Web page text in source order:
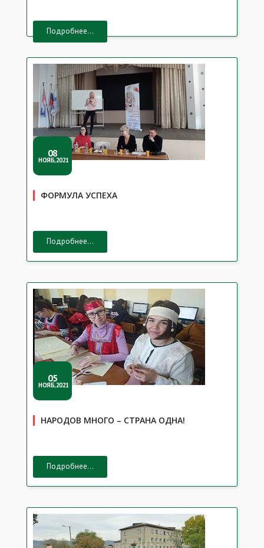
Подробнее...
08
НОЯБ,2021
ФОРМУЛА УСПЕХА
Подробнее...
05
НОЯБ,2021
НАРОДОВ МНОГО – СТРАНА ОДНА!
Подробнее...